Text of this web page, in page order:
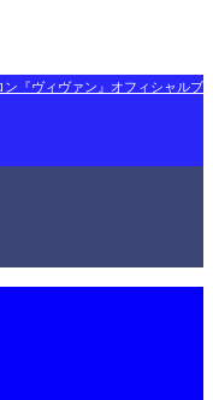
『ヴィヴァン』オフィシャルブ